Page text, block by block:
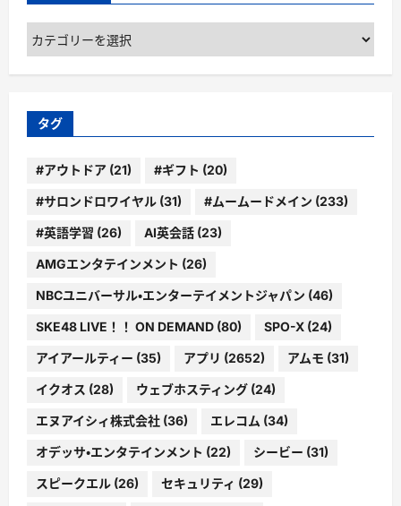
カ
テ
ゴ
ー
タグ
#アウトドア (21) #ギフト (20)
#サロンドロワイヤル (31) #ムームードメイン (233)
#英語学習 (26) AI英会話 (23)
AMGエンタテインメント (26)
NBCユニバーサル・エンターテイメントジャパン (46)
SKE48 LIVE！！ ON DEMAND (80) SPO-X (24)
アイアールティー (35) アプリ (2652) アムモ (31)
イクオス (28) ウェブホスティング (24)
エヌアイシィ株式会社 (36) エレコム (34)
オデッサ・エンタテインメント (22) シービー (31)
スピークエル (26) セキュリティ (29)